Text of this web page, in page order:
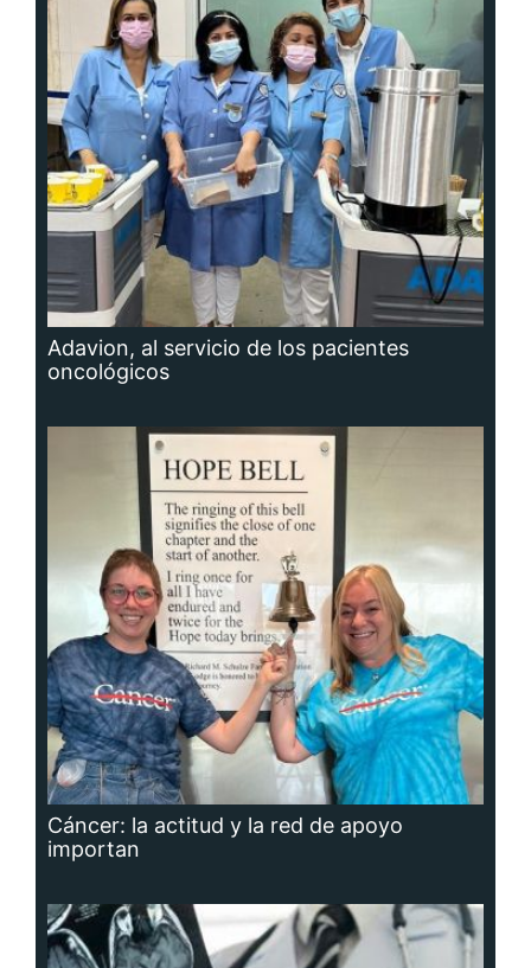
Adavion, al servicio de los pacientes
oncológicos
Cáncer: la actitud y la red de apoyo
importan